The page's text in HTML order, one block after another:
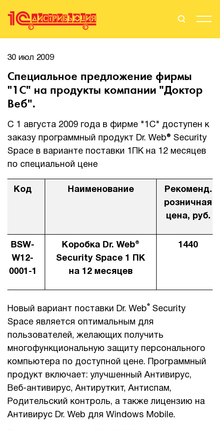
Поиск
Стать Партнером
О нас
Вендоры
Партнерам
События
30 июл 2009
Специальное предложение фирмы
"1С" на продукты компании "Доктор
Веб".
С 1 августа 2009 года в фирме "1С" доступен к
заказу программный продукт Dr. Web® Security
Space в варианте поставки 1ПК на 12 месяцев
по специальной цене
Код Наименование
Рекоменд.
розничная
цена, руб.
BSW-
W12-
0001-1
Коробка Dr. Web®
Security Space 1 ПК
на 12 месяцев
1440
Новый вариант поставки Dr. Web® Security
Space является оптимальным для
пользователей, желающих получить
многофункциональную защиту персонального
компьютера по доступной цене. Программный
продукт включает: улучшенный Антивирус,
Веб-антивирус, Антируткит, Антиспам,
Родительский контроль, а также лицензию на
Антивирус Dr. Web для Windows Mobile.